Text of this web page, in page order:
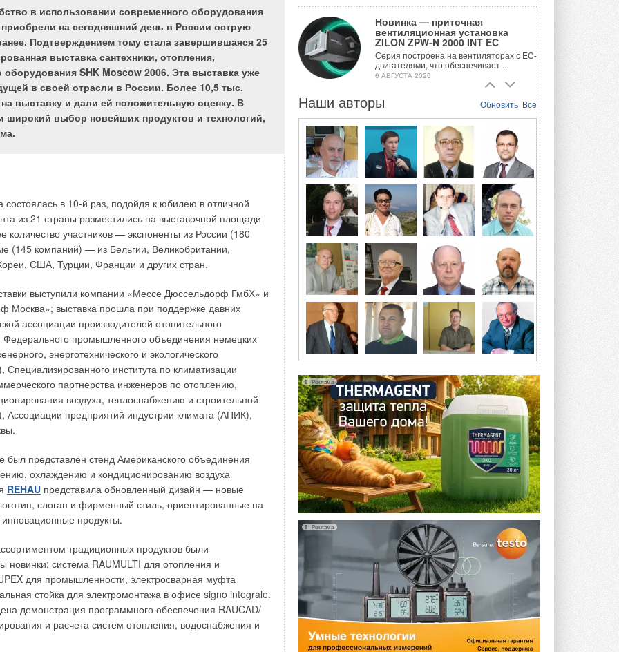
в использовании современного оборудования
на сегодняшний день в России острую
Подтверждением тому стала завершившаяся 25
выставка сантехники, отопления,
SHK Moscow 2006. Эта выставка уже
в своей отрасли в России. Более 10,5 тыс.
выставку и дали ей положительную оценку. В
широкий выбор новейших продуктов и технологий,
состоялась в 10-й раз, подойдя к юбилею в отличной
из 21 страны разместились на выставочной площади
количество участников — экспоненты из России (180
(145 компаний) — из Бельгии, Великобритании,
США, Турции, Франции и других стран.
выступили компании «Мессе Дюссельдорф ГмбХ» и
Москва»; выставка прошла при поддержке давних
ассоциации производителей отопительного
Федерального промышленного объединения немецких
энерготехнического и экологического
Специализированного института по климатизации
партнерства инженеров по отоплению,
воздуха, теплоснабжению и строительной
Ассоциации предприятий индустрии климата (АПИК),
был представлен стенд Американского объединения
охлаждению и кондиционированию воздуха
REHAU представила обновленный дизайн — новые
слоган и фирменный стиль, ориентированные на
продукты.
традиционных продуктов были
новинки: система RAUMULTI для отопления и
для промышленности, электросварная муфта
стойка для электромонтажа в офисе signo integrale.
демонстрация программного обеспечения RAUCAD/
и расчета систем отопления, водоснабжения и
Новинка — приточная
вентиляционная установка
ZILON ZPW-N 2000 INT EC
Серия построена на вентиляторах с EC-
двигателями, что обеспечивает ...
6 АВГУСТА 2026
Учёные ЮУрГУ создали
объединяющую солнечную и
геотермальную энергию
Природосберегающие технологии ...
6 АВГУСТА 2026
Для Арктики создали
технологию защиты
ветрогенераторов от аварий
Разработка учитывает влияние
мерзлоты, обледенения и снеговых ...
6 АВГУСТА 2026
Гибридный тепловой насос PV/T
с одним общим испарителем
Исследователи предложили
конструкцию двухисточникового ...
5 АВГУСТА 2026
21-й ежегодный форум
«ЦОД-2026»
отеле Radisson Slavyanskaya. Форум
посетит более двух тысяч участников ...
5 АВГУСТА 2026
Китайская Shenling представила
линейку тепловых насосов
«воздух-вода» на R290
Серия ThermaX R290 All-In-One
включает три модели ...
4 АВГУСТА 2026
Тепловые насосы в связке с
солнечной генерацией и
накопителем снижают
потребление на 60%
Исследователи из Италии установили ...
4 АВГУСТА 2026
«РУСКЛИМАТ Fest 2026» в Уфе
собрал свыше 700 профи
климатической отрасли
Организатором выступил торгово-
производственный холдинг ...
3 АВГУСТА 2026
Обновить Все
Наши авторы
Реклама
Реклама
Итак, Россия остается очень перспективным
оборудования, опровергая представление о
не нужны.
стоит отметить, что наша страна, прямо скажем, не
имеет смысл отдельно рассматривать юг
и «двугорбое» распределение потребления
в зависимости от элитарности бренда. У нас покупают
(можно легко догадаться, что это происходит
регионах с высоким уровнем душевого дохода),
тенденция характерна для юга России, где, как было
очевидным, почему многие бренды,
как бренды среднего класса, проигрывают другим,
«элитных» или, так называемой, «народной
на высокую емкость рынка, сейчас на
сложилась ситуация, когда предложение существенно
рынке царит многообразие различных торговых марок
и ценовые характеристики которых зачастую
бренд. Немного теории… Зачем вообще нужен
бренду возможно решать следующие задачи—
товар или услугу по аналогичной цене, но в больших
аналогичный товар по более высокой цене, чем
при условии наличия конкуренции. В той ситуации,
на рынке бытового климатического оборудования,
Но брендинг бытовых кондиционеров в отличие от
народного потребления имеет свои особенности.
и поговорим. (Нелишне отметить, что в своих
на достаточно точный инструмент в виде регулярно
социологических исследований).